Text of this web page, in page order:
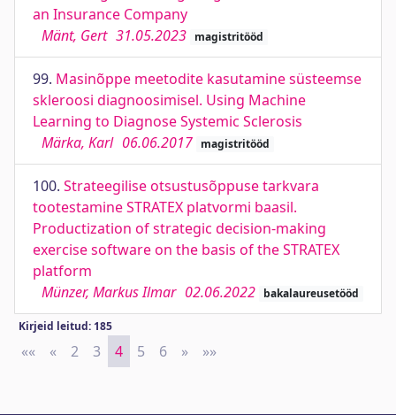
an Insurance Company
Mänt, Gert 31.05.2023 magistritööd
99. Masinõppe meetodite kasutamine süsteemse
skleroosi diagnoosimisel. Using Machine
Learning to Diagnose Systemic Sclerosis
Märka, Karl 06.06.2017 magistritööd
100. Strateegilise otsustusõppuse tarkvara
tootestamine STRATEX platvormi baasil.
Productization of strategic decision-making
exercise software on the basis of the STRATEX
platform
Münzer, Markus Ilmar 02.06.2022 bakalaureusetööd
Kirjeid leitud: 185
«« First
« Previous
2 3 4 5 6 » Next
»»